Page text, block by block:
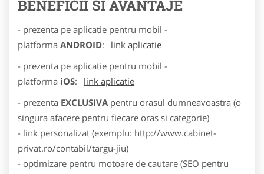
BENEFICII SI AVANTAJE
- prezenta pe aplicatie pentru mobil -
platforma ANDROID:
link aplicatie
- prezenta pe aplicatie pentru mobil -
platforma iOS:
link aplicatie
- prezenta EXCLUSIVA pentru orasul dumneavoastra (o
singura afacere pentru fiecare oras si categorie)
- link personalizat (exemplu: http://www.cabinet-
privat.ro/contabil/targu-jiu)
- optimizare pentru motoare de cautare (SEO pentru